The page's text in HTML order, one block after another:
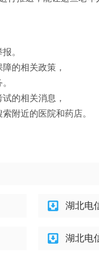
。
的相关政策，
的相关消息，
附近的医院和药店。
湖北电
湖北电